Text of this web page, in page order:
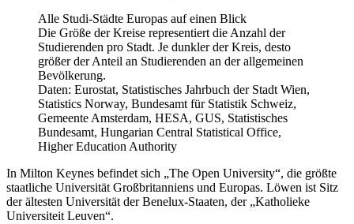
Alle Studi-Städte Europas auf einen Blick
Die Größe der Kreise representiert die Anzahl der
Studierenden pro Stadt. Je dunkler der Kreis, desto
größer der Anteil an Studierenden an der allgemeinen
Bevölkerung.
Daten: Eurostat, Statistisches Jahrbuch der Stadt Wien,
Statistics Norway, Bundesamt für Statistik Schweiz,
Gemeente Amsterdam, HESA, GUS, Statistisches
Bundesamt, Hungarian Central Statistical Office,
Higher Education Authority
In Milton Keynes befindet sich „The Open University“, die größte
staatliche Universität Großbritanniens und Europas. Löwen ist Sitz
der ältesten Universität der Benelux-Staaten, der „Katholieke
Universiteit Leuven“.